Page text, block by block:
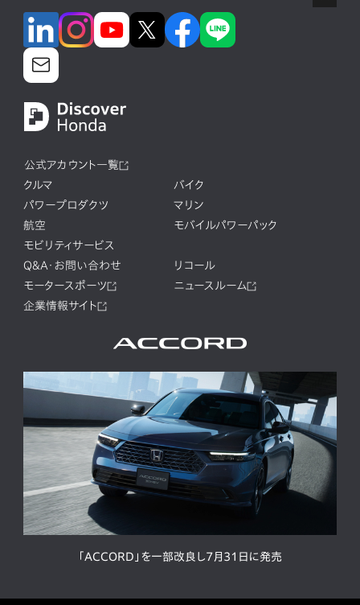
公式アカウント一覧
クルマ
バイク
パワープロダクツ
マリン
航空
モバイルパワーパック
モビリティサービス
Q&A・お問い合わせ
リコール
モータースポーツ
ニュースルーム
企業情報サイト
「ACCORD」を一部改良し7月31日に発売